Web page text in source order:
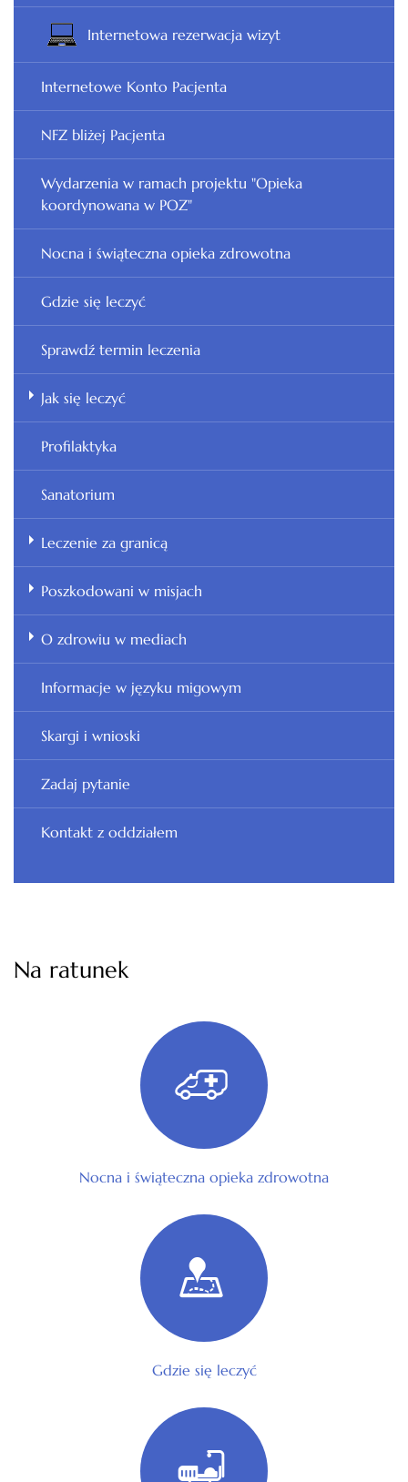
Internetowa rezerwacja wizyt
Internetowe Konto Pacjenta
NFZ bliżej Pacjenta
Wydarzenia w ramach projektu "Opieka
koordynowana w POZ"
Nocna i świąteczna opieka zdrowotna
Gdzie się leczyć
Sprawdź termin leczenia
Jak się leczyć
Profilaktyka
Sanatorium
Leczenie za granicą
Poszkodowani w misjach
O zdrowiu w mediach
Informacje w języku migowym
Skargi i wnioski
Zadaj pytanie
Kontakt z oddziałem
Na ratunek
Nocna i świąteczna opieka zdrowotna
Gdzie się leczyć